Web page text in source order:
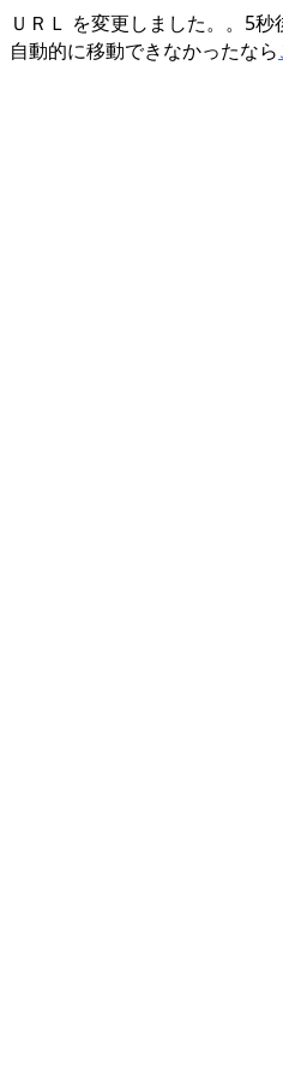
ＵＲＬ を変更しました。。5秒
自動的に移動できなかったなら